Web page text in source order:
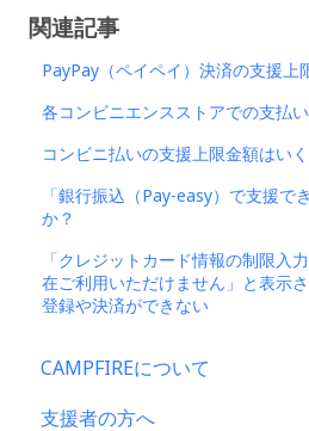
関連記事
PayPay（ペイペイ）決済の支援上
各コンビニエンスストアでの支払
コンビニ払いの支援上限金額はい
「銀行振込（Pay-easy）で支援で
か？
「クレジットカード情報の制限入
在ご利用いただけません」と表示
登録や決済ができない
CAMPFIREについて
CAMPFIRE各種制度の規約に
支援者の方へ